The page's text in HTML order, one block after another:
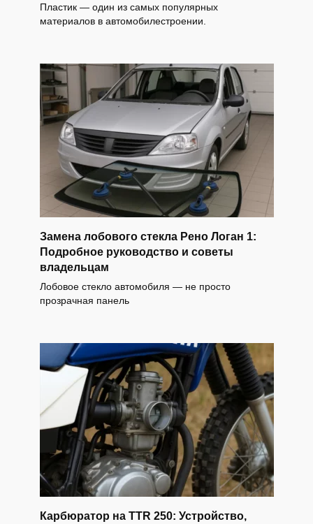
Пластик — один из самых популярных
материалов в автомобилестроении.
Замена лобового стекла Рено Логан 1:
Подробное руководство и советы
владельцам
Лобовое стекло автомобиля — не просто
прозрачная панель
Карбюратор на TTR 250: Устройство,